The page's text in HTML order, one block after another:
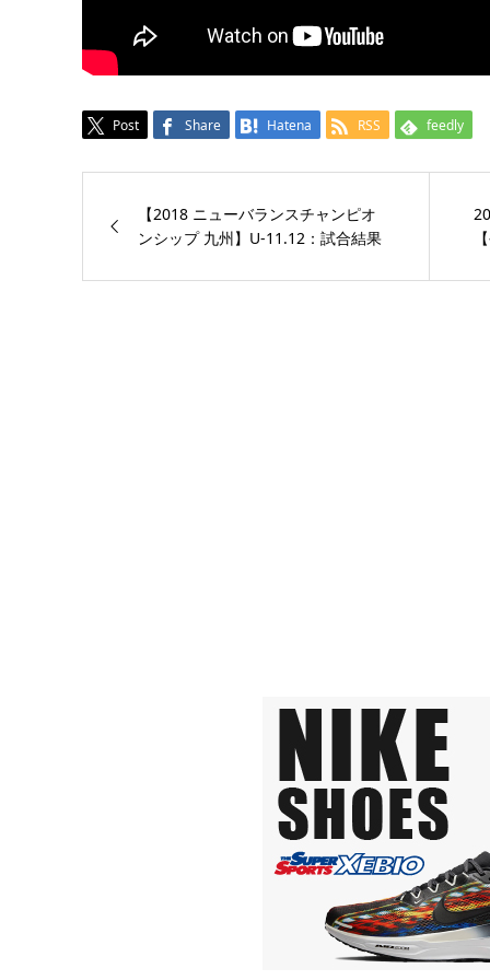
Post Share Hatena RSS feedly
【2018 ニューバランスチャンピオ
ンシップ 九州】U-11.12：試合結果